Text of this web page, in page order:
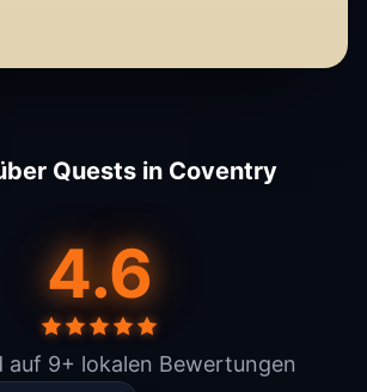
Quests in Coventry
4.6
auf 9+ lokalen Bewertungen